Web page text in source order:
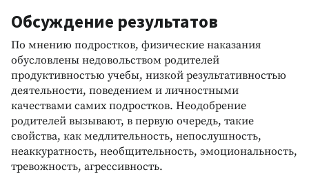
Обсуждение результатов
По мнению подростков, физические наказания
обусловлены недовольством родителей
продуктивностью учебы, низкой результативностью
деятельности, поведением и личностными
качествами самих подростков. Неодобрение
родителей вызывают, в первую очередь, такие
свойства, как медлительность, непослушность,
неаккуратность, необщительность, эмоциональность,
тревожность, агрессивность.